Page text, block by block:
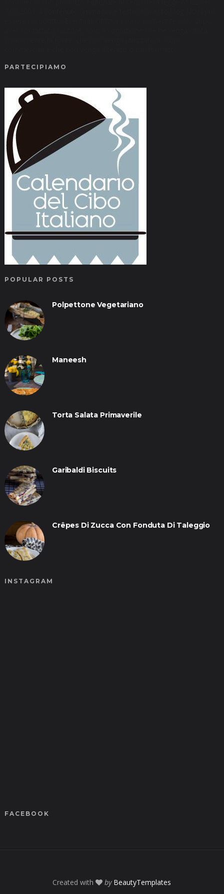
PARTECIPIAMO
POPULAR POSTS
Polpettone Vegetariano
Maneesh
Torta Salata Primaverile
Garibaldi Biscuits
Crêpes Di Zucca Con Fonduta Di Taleggio
INSTAGRAM
FACEBOOK
Created with by BeautyTemplates